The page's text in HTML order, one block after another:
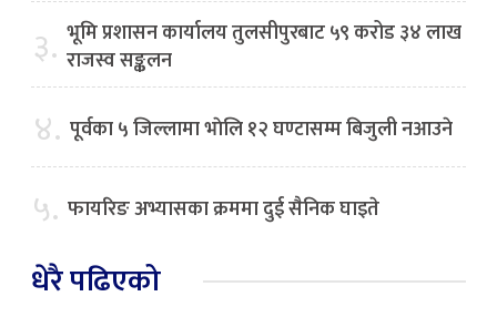
३. भूमि प्रशासन कार्यालय तुलसीपुरबाट ५९ करोड ३४ लाख
राजस्व सङ्कलन
४. पूर्वका ५ जिल्लामा भाेलि १२ घण्टासम्म बिजुली नआउने
५. फायरिङ अभ्यासका क्रममा दुई सैनिक घाइते
धेरै पढिएको